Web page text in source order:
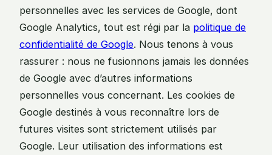
personnelles avec les services de Google, dont
Google Analytics, tout est régi par la politique de
confidentialité de Google. Nous tenons à vous
rassurer : nous ne fusionnons jamais les données
de Google avec d’autres informations
personnelles vous concernant. Les cookies de
Google destinés à vous reconnaître lors de
futures visites sont strictement utilisés par
Google. Leur utilisation des informations est